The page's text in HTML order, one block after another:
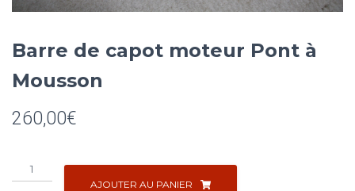
Barre de capot moteur Pont à
Mousson
260,00€
quantité
de
AJOUTER AU PANIER